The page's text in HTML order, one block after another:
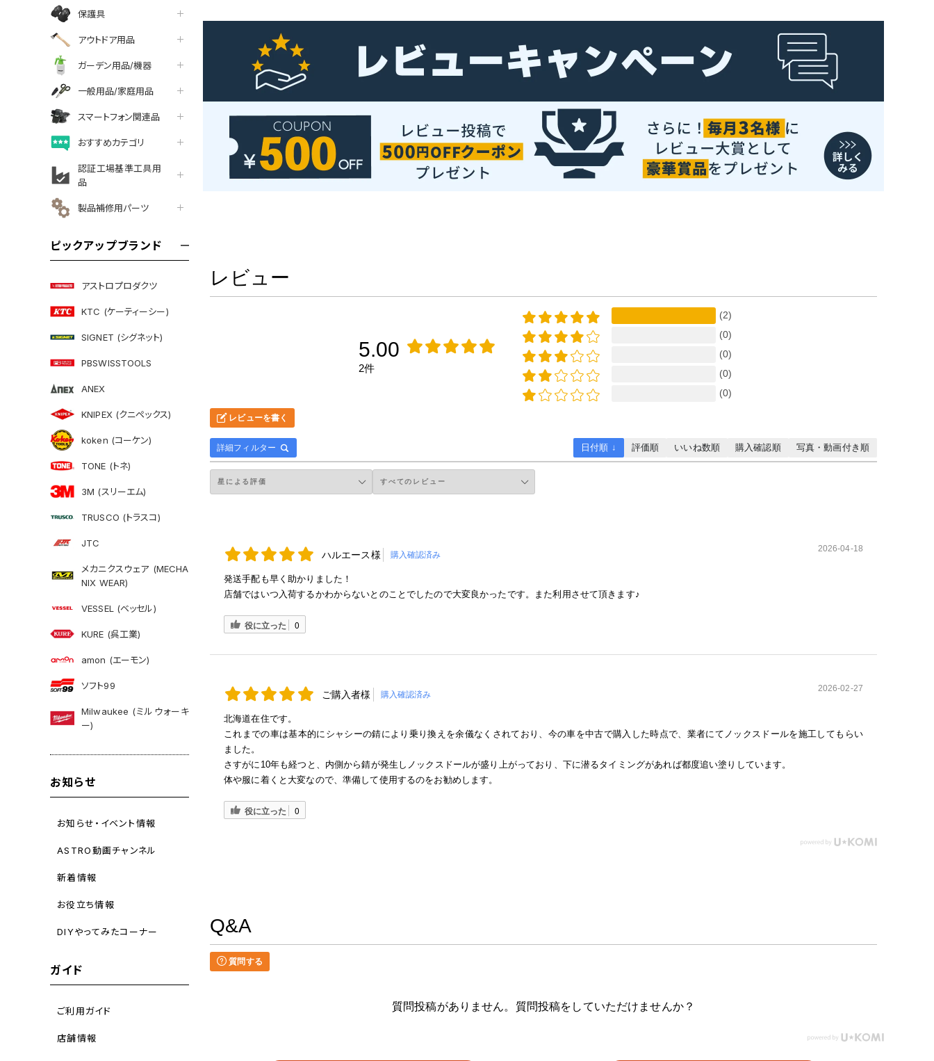
保護具
アウトドア用品
ガーデン用品/機器
一般用品/家庭用品
スマートフォン関連品
おすすめカテゴリ
認証工場基準工具用
品
製品補修用パーツ
ピックアップブランド
アストロプロダクツ
KTC (ケーティーシー)
SIGNET (シグネット)
PBSWISSTOOLS
ANEX
KNIPEX (クニペックス)
koken (コーケン)
TONE (トネ)
3M (スリーエム)
TRUSCO (トラスコ)
JTC
メカニクスウェア (MECHA
NIX WEAR)
VESSEL (ベッセル)
KURE (呉工業)
amon (エーモン)
ソフト99
Milwaukee (ミルウォーキ
ー)
お知らせ
お知らせ・イベント情報
ASTRO動画チャンネル
新着情報
お役立ち情報
DIYやってみたコーナー
ガイド
ご利用ガイド
店舗情報
レビュー
5.00
2件
(2)
(0)
(0)
(0)
(0)
レビューを書く
詳細フィルター 日付順 ↓ 評価順 いいね数順 購入確認順 写真・動画付き順
ハルエース様 購入確認済み
2026-04-18
発送手配も早く助かりました！
店舗ではいつ入荷するかわからないとのことでしたので大変良かったです。また利用させて頂きます♪
役に立った 0
ご購入者様 購入確認済み
2026-02-27
北海道在住です。
これまでの車は基本的にシャシーの錆により乗り換えを余儀なくされており、今の車を中古で購入した時点で、業者にてノックスドールを施工してもらい
ました。
さすがに10年も経つと、内側から錆が発生しノックスドールが盛り上がっており、下に潜るタイミングがあれば都度追い塗りしています。
体や服に着くと大変なので、準備して使用するのをお勧めします。
役に立った 0
Q&A
質問する
質問投稿がありません。質問投稿をしていただけませんか？